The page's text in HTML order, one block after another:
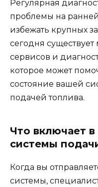
Регулярная
проблемы на
избежать крупных
сегодня
сервисов и
которое может
состояние вашей
подачей топлива.
Что включает в
системы
Когда вы
системы,